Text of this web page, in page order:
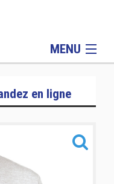
MENU
en ligne